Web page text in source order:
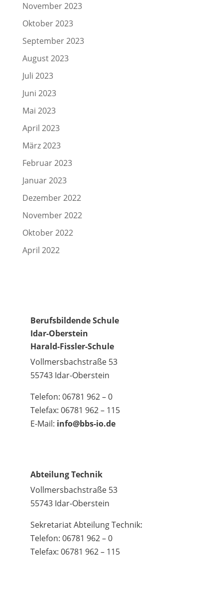
November 2023
Oktober 2023
September 2023
August 2023
Juli 2023
Juni 2023
Mai 2023
April 2023
März 2023
Februar 2023
Januar 2023
Dezember 2022
November 2022
Oktober 2022
April 2022
Berufsbildende Schule
Idar-Oberstein
Harald-Fissler-Schule
Vollmersbachstraße 53
55743 Idar-Oberstein
Telefon: 06781 962 – 0
Telefax: 06781 962 – 115
E-Mail: info@bbs-io.de
Abteilung Technik
Vollmersbachstraße 53
55743 Idar-Oberstein
Sekretariat Abteilung Technik:
Telefon: 06781 962 – 0
Telefax: 06781 962 – 115